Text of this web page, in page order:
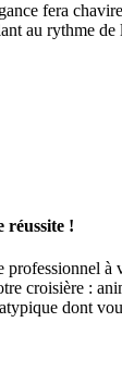
fera
rythme
réussite !
croisière :
dont